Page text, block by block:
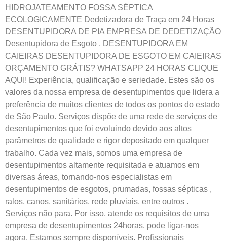
HIDROJATEAMENTO FOSSA SÉPTICA
ECOLOGICAMENTE Dedetizadora de Traça em 24 Horas
DESENTUPIDORA DE PIA EMPRESA DE DEDETIZAÇÃO
Desentupidora de Esgoto , DESENTUPIDORA EM
CAIEIRAS DESENTUPIDORA DE ESGOTO EM CAIEIRAS
ORÇAMENTO GRÁTIS? WHATSAPP 24 HORAS CLIQUE
AQUI! Experiência, qualificação e seriedade. Estes são os
valores da nossa empresa de desentupimentos que lidera a
preferência de muitos clientes de todos os pontos do estado
de São Paulo. Serviços dispõe de uma rede de serviços de
desentupimentos que foi evoluindo devido aos altos
parâmetros de qualidade e rigor depositado em qualquer
trabalho. Cada vez mais, somos uma empresa de
desentupimentos altamente requisitada e atuamos em
diversas áreas, tornando-nos especialistas em
desentupimentos de esgotos, prumadas, fossas sépticas ,
ralos, canos, sanitários, rede pluviais, entre outros .
Serviços não para. Por isso, atende os requisitos de uma
empresa de desentupimentos 24horas, pode ligar-nos
agora. Estamos sempre disponíveis. Profissionais